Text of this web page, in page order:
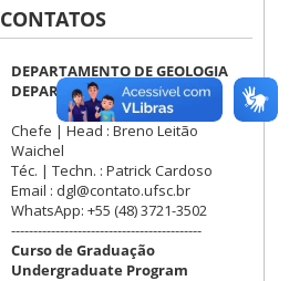
CONTATOS
DEPARTAMENTO DE GEOLOGIA
DEPARTMENT OF GEOLOGY
Chefe | Head : Breno Leitão
Waichel
Téc. | Techn. : Patrick Cardoso
Email : dgl@contato.ufsc.br
WhatsApp: +55 (48) 3721-3502
-------------------------------------------
Curso de Graduação
Undergraduate Program